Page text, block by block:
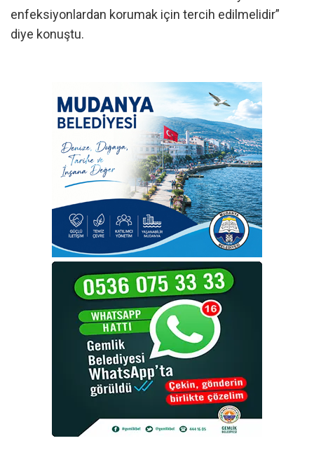
enfeksiyonlardan korumak için tercih edilmelidir”
diye konuştu.